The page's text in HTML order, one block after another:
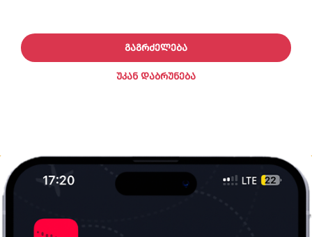
ᲣᲙᲐᲜ ᲓᲐᲑᲠᲣᲜᲔᲑᲐ
ᲒᲐᲒᲠᲫᲔᲚᲔᲑᲐ